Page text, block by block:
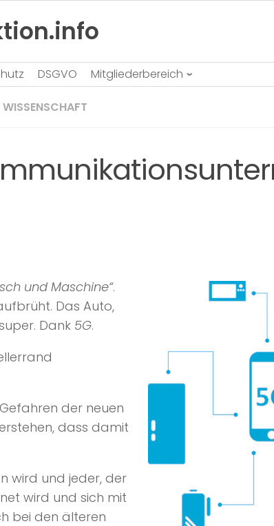
DSGVO Mitgliederbereich
WISSENSCHAFT
und Maschine“.
Das Auto,
Dank 5G.
der neuen
dass damit
wird und jeder, der
wird und sich mit
bei den älteren